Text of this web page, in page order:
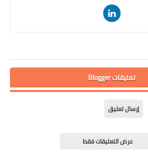
تعليقات Blogger
إرسال تعليق
عرض التعليقات فقط